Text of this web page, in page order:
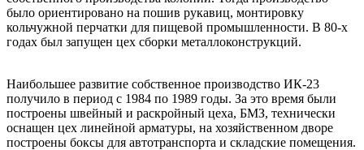
было ориентировано на пошив рукавиц, монтировку
кольчужной перчатки для пищевой промышленности. В 80-х
годах был запущен цех сборки металлоконструкций.
Наибольшее развитие собственное производство ИК-23
получило в период с 1984 по 1989 годы. За это время были
построены швейный и раскройный цеха, БМЗ, технически
оснащен цех линейной арматуры, на хозяйственном дворе
построены боксы для автотранспорта и складские помещения.